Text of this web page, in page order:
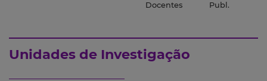
Docentes Publ.
Unidades de Investigação